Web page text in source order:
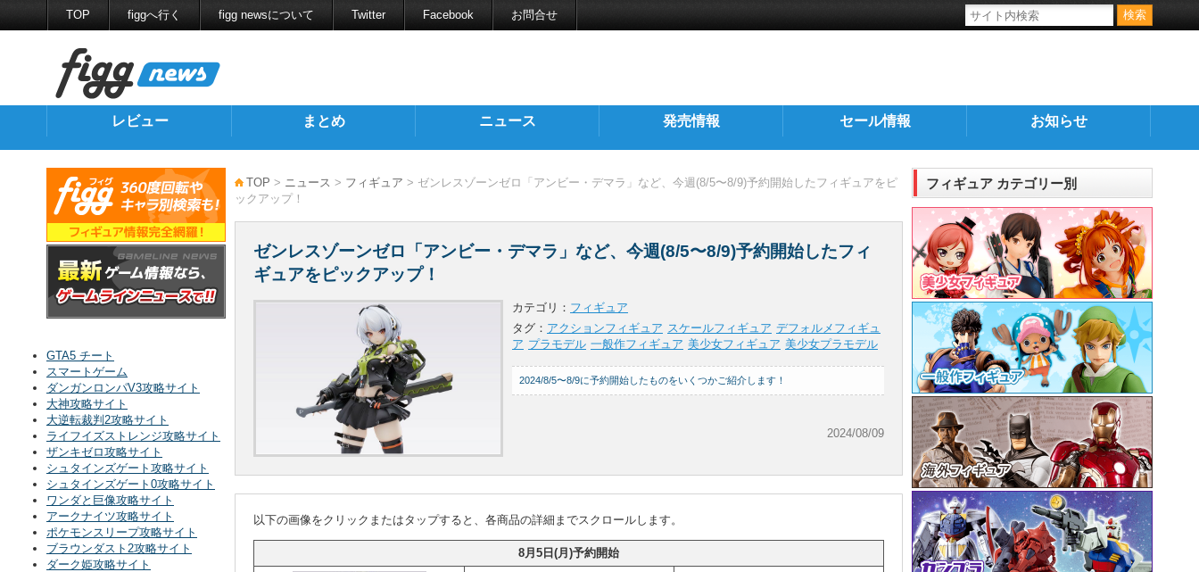
TOP figgへ行く figg newsについて Twitter Facebook お問合せ
レビュー まとめ ニュース 発売情報 セール情報 お知らせ
TOP > ニュース > フィギュア > ゼンレスゾーンゼロ「アンビー・デマラ」など、今週(8/5〜8/9)予約開始したフィギュアをピ
ックアップ！
ゼンレスゾーンゼロ「アンビー・デマラ」など、今週(8/5〜8/9)予約開始したフィ
ギュアをピックアップ！
カテゴリ： フィギュア
タグ： アクションフィギュア スケールフィギュア デフォルメフィギュ
ア プラモデル 一般作フィギュア 美少女フィギュア 美少女プラモデル
2024/08/09
2024/8/5〜8/9に予約開始したものをいくつかご紹介します！
以下の画像をクリックまたはタップすると、各商品の詳細までスクロールします。
8月5日(月)予約開始
GTA5 チート
スマートゲーム
ダンガンロンパV3攻略サイト
大神攻略サイト
大逆転裁判2攻略サイト
ライフイズストレンジ攻略サイト
ザンキゼロ攻略サイト
シュタインズゲート攻略サイト
シュタインズゲート0攻略サイト
ワンダと巨像攻略サイト
アークナイツ攻略サイト
ポケモンスリープ攻略サイト
ブラウンダスト2攻略サイト
ダーク姫攻略サイト
フィギュア カテゴリー別